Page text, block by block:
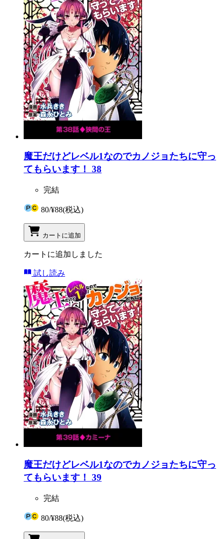
魔王だけどレベル1なのでカノジョたちに守っ
てもらいます！ 38
完結
80/¥88(税込)
カートに追加
カートに追加しました
試し読み
魔王だけどレベル1なのでカノジョたちに守っ
てもらいます！ 39
完結
80/¥88(税込)